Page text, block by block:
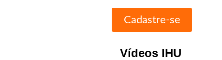
Vídeos IHU